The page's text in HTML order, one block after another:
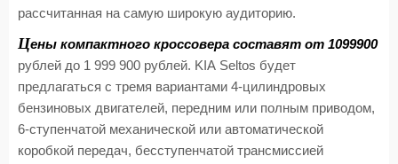
рассчитанная на самую широкую аудиторию.
Цены компактного кроссовера составят от 1099900
рублей до 1 999 900 рублей. KIA Seltos будет
предлагаться с тремя вариантами 4-цилиндровых
бензиновых двигателей, передним или полным приводом,
6-ступенчатой механической или автоматической
коробкой передач, бесступенчатой трансмиссией